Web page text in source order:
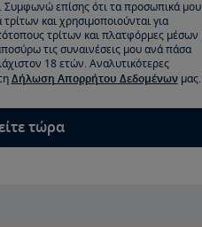
Συμφωνώ επίσης ότι τα προσωπικά μου
και χρησιμοποιούνται για
τρίτων και πλατφόρμες μέσων
τις συναινέσεις μου ανά πάσα
18 ετών. Αναλυτικότερες
Δήλωση Απορρήτου Δεδομένωνμας.
τώρα